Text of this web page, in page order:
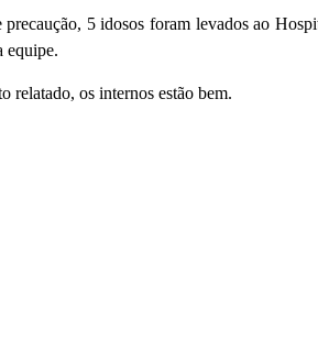
5 idosos foram levados ao
equipe.
relatado, os internos estão bem.